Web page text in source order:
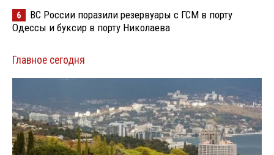
6
ВС России поразили резервуары с ГСМ в порту
Одессы и буксир в порту Николаева
Главное сегодня